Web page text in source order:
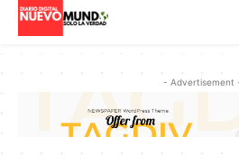
- Advertisement